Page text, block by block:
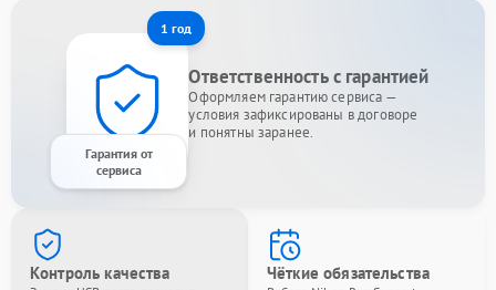
1 год
Гарантия от
сервиса
Ответственность с гарантией
Оформляем гарантию сервиса —
условия зафиксированы в договоре
и понятны заранее.
Контроль качества Чёткие обязательства